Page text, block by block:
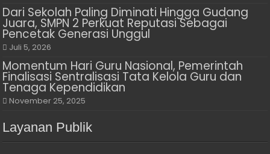
Dari Sekolah Paling Diminati Hingga Gudang
Juara, SMPN 2 Perkuat Reputasi Sebagai
Pencetak Generasi Unggul
Juli 5, 2026
Momentum Hari Guru Nasional, Pemerintah
Finalisasi Sentralisasi Tata Kelola Guru dan
Tenaga Kependidikan
November 25, 2025
Layanan Publik